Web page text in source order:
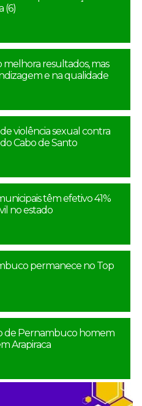
(6)
resultados, mas
e na qualidade
violência sexual contra
Cabo de Santo
têm efetivo 41%
no estado
permanece no Top
de Pernambuco homem
Arapiraca